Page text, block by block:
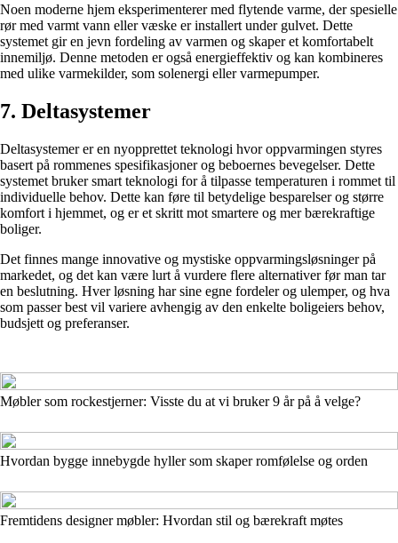
Noen moderne hjem eksperimenterer med flytende varme, der spesielle
rør med varmt vann eller væske er installert under gulvet. Dette
systemet gir en jevn fordeling av varmen og skaper et komfortabelt
innemiljø. Denne metoden er også energieffektiv og kan kombineres
med ulike varmekilder, som solenergi eller varmepumper.
7. Deltasystemer
Deltasystemer er en nyopprettet teknologi hvor oppvarmingen styres
basert på rommenes spesifikasjoner og beboernes bevegelser. Dette
systemet bruker smart teknologi for å tilpasse temperaturen i rommet til
individuelle behov. Dette kan føre til betydelige besparelser og større
komfort i hjemmet, og er et skritt mot smartere og mer bærekraftige
boliger.
Det finnes mange innovative og mystiske oppvarmingsløsninger på
markedet, og det kan være lurt å vurdere flere alternativer før man tar
en beslutning. Hver løsning har sine egne fordeler og ulemper, og hva
som passer best vil variere avhengig av den enkelte boligeiers behov,
budsjett og preferanser.
Møbler som rockestjerner: Visste du at vi bruker 9 år på å velge?
Hvordan bygge innebygde hyller som skaper romfølelse og orden
Fremtidens designer møbler: Hvordan stil og bærekraft møtes